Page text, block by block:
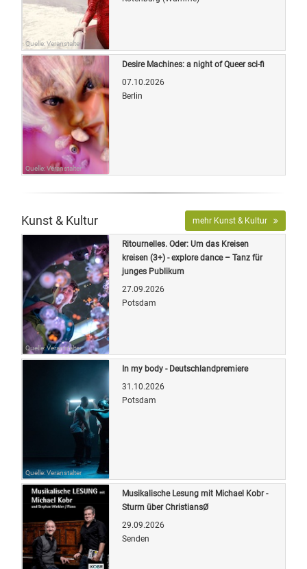
Quelle: Veranstalter
Quelle: Veranstalter
Desire Machines: a night of Queer sci-fi
07.10.2026
Berlin
Kunst & Kultur mehr Kunst & Kultur
Quelle: Veranstalter
Ritournelles. Oder: Um das Kreisen
kreisen (3+) - explore dance – Tanz für
junges Publikum
27.09.2026
Potsdam
Quelle: Veranstalter
In my body - Deutschlandpremiere
31.10.2026
Potsdam
Musikalische Lesung mit Michael Kobr -
Sturm über ChristiansØ
29.09.2026
Senden